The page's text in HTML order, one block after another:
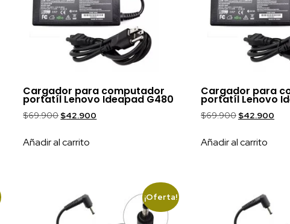
Cargador para computador
portatíl Lenovo Ideapad G480
$69.900 $42.900
Añadir al carrito
Cargador para
portatíl Lenovo
$69.900 $42.900
Añadir al carrito
¡Oferta!